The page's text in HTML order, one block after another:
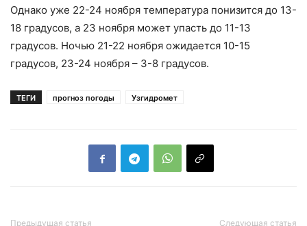
Однако уже 22-24 ноября температура понизится до 13-
18 градусов, а 23 ноября может упасть до 11-13
градусов. Ночью 21-22 ноября ожидается 10-15
градусов, 23-24 ноября – 3-8 градусов.
ТЕГИ прогноз погоды Узгидромет
Предыдущая статья Следующая статья